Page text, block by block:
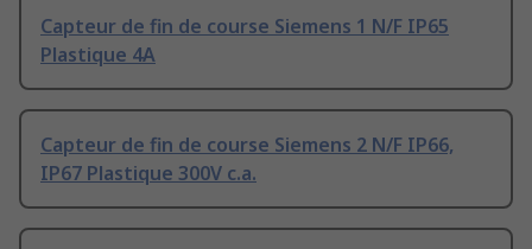
Capteur de fin de course Siemens 1 N/F IP65
Plastique 4A
Capteur de fin de course Siemens 2 N/F IP66,
IP67 Plastique 300V c.a.